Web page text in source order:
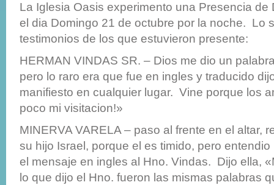
La Iglesia Oasis experimento una Presencia de
el dia Domingo 21 de octubre por la noche. Lo
testimonios de los que estuvieron presente:
HERMAN VINDAS SR. – Dios me dio un
pero lo raro era que fue en ingles y traducido
manifiesto en cualquier lugar. Vine porque los
poco mi visitacion!»
MINERVA VARELA – paso al frente en el altar,
su hijo Israel, porque el es timido, pero
el mensaje en ingles al Hno. Vindas. Dijo ella,
lo que dijo el Hno. fueron las mismas palabras